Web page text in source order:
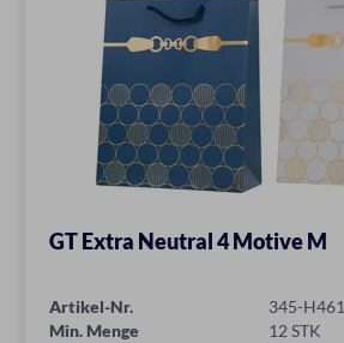
GT Extra Neutral 4 Motive M
Artikel-Nr.
345-H461
Min. Menge
12 STK